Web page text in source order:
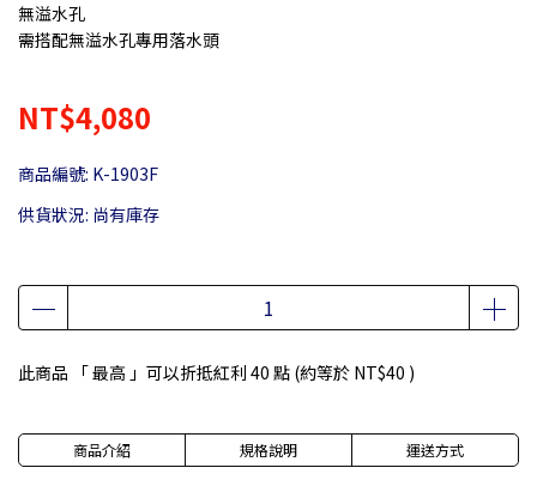
無溢水孔
需搭配無溢水孔專用落水頭
NT$4,080
商品編號: K-1903F
供貨狀況: 尚有庫存
此商品 「 最高 」可以折抵紅利 40 點 (約等於 NT$40 )
商品介紹 規格說明 運送方式